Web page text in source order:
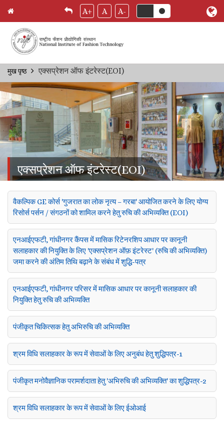
Skip
main
content
A+ A A-
Breadcrumb
मुख पृष्ठ एक्सप्रेशन ऑफ इंटरेस्ट(EOI)
एक्सप्रेशन ऑफ इंटरेस्ट(EOI)
वैकल्पिक GE कोर्स 'गुजरात का लोक नृत्य – गरबा' आयोजित करने के लिए योग्य
रिसोर्स पर्सन / संगठनों को शामिल करने हेतु रुचि की अभिव्यक्ति (EOI)
एनआईएफटी, गांधीनगर कैंपस में मासिक रिटेनरशिप आधार पर कानूनी
सलाहकार की नियुक्ति के लिए 'एक्सप्रेशन ऑफ़ इंटरेस्ट' (रुचि की अभिव्यक्ति)
जमा करने की अंतिम तिथि बढ़ाने के संबंध में शुद्धि-पत्र
एनआईएफटी, गांधीनगर परिसर में मासिक आधार पर कानूनी सलाहकार की
नियुक्ति हेतु रुचि की अभिव्यक्ति
पंजीकृत चिकित्सक हेतु अभिरुचि की अभिव्यक्ति
श्रम विधि सलाहकार के रूप में सेवाओं के लिए अनुबंध हेतु शुद्धिपत्र-1
पंजीकृत मनोवैज्ञानिक परामर्शदाता हेतु 'अभिरुचि की अभिव्यक्ति' का शुद्धिपत्र-2
श्रम विधि सलाहकार के रूप में सेवाओं के लिए ईओआई